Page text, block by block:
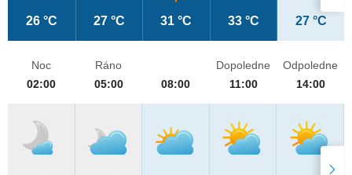
26 °C 27 °C 31 °C 33 °C 27 °C
Noc
02:00
Ráno
05:00
08:00
Dopoledne
11:00
Odpoledne
14:00